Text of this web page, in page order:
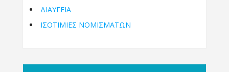
ΔΙΑΥΓΕΙΑ
ΙΣΟΤΙΜΙΕΣ ΝΟΜΙΣΜΑΤΩΝ